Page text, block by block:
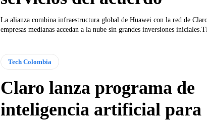
La alianza combina infraestructura global de Huawei con la red de
empresas medianas accedan a la nube sin grandes inversiones
Tech Colombia
Claro lanza programa de
inteligencia artificial para